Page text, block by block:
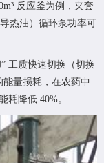
反应釜为例，夹套
热油）循环泵功率可
工质快速切换（切换
量损耗，在农药中
耗降低 40%。